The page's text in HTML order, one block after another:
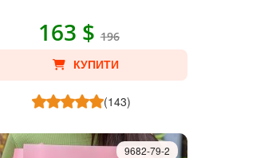
163 $196
КУПИТИ
(143)
9682-79-2